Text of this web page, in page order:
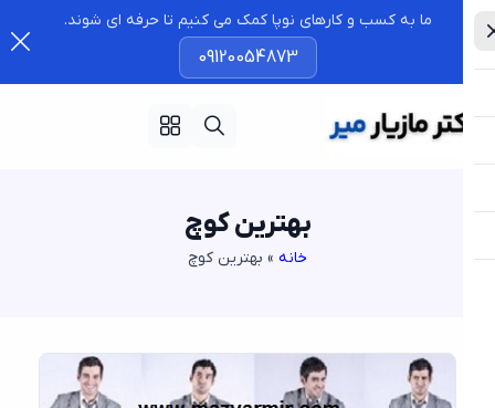
ما به کسب و کارهای نوپا کمک می کنیم تا حرفه ای شوند.
09120054873
بهترین کوچ
»بهترین کوچ